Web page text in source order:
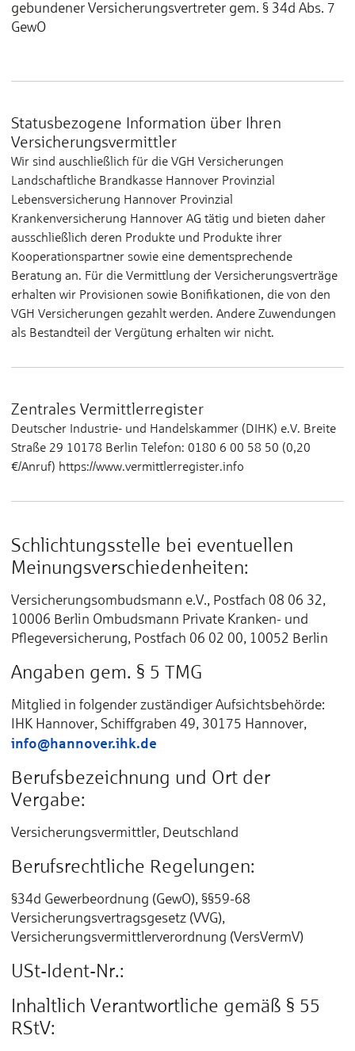
gebundener Versicherungsvertreter gem. § 34d Abs. 7
GewO
Statusbezogene Information über Ihren
Versicherungsvermittler
Wir sind auschließlich für die VGH Versicherungen
Landschaftliche Brandkasse Hannover Provinzial
Lebensversicherung Hannover Provinzial
Krankenversicherung Hannover AG tätig und bieten daher
ausschließlich deren Produkte und Produkte ihrer
Kooperationspartner sowie eine dementsprechende
Beratung an. Für die Vermittlung der Versicherungsverträge
erhalten wir Provisionen sowie Bonifikationen, die von den
VGH Versicherungen gezahlt werden. Andere Zuwendungen
als Bestandteil der Vergütung erhalten wir nicht.
Zentrales Vermittlerregister
Deutscher Industrie- und Handelskammer (DIHK) e.V. Breite
Straße 29 10178 Berlin Telefon: 0180 6 00 58 50 (0,20
€/Anruf) https://www.vermittlerregister.info
Schlichtungsstelle bei eventuellen
Meinungsverschiedenheiten:
Versicherungsombudsmann e.V., Postfach 08 06 32,
10006 Berlin Ombudsmann Private Kranken- und
Pflegeversicherung, Postfach 06 02 00, 10052 Berlin
Angaben gem. § 5 TMG
Mitglied in folgender zuständiger Aufsichtsbehörde:
IHK Hannover, Schiffgraben 49, 30175 Hannover,
info@hannover.ihk.de
Berufsbezeichnung und Ort der
Vergabe:
Versicherungsvermittler, Deutschland
Berufsrechtliche Regelungen:
§34d Gewerbeordnung (GewO), §§59-68
Versicherungsvertragsgesetz (VVG),
Versicherungsvermittlerverordnung (VersVermV)
USt-Ident-Nr.:
Inhaltlich Verantwortliche gemäß § 55
RStV: